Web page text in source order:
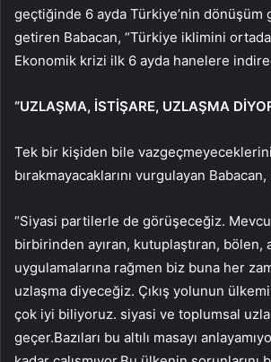
geçtiğinde 6 ayda Türkiye’nin dönüşüm
getiren Babacan, “Türkiye iklimini
Ekonomik krizi ilk 6 ayda hanelere
“UZLAŞMA, İSTİŞARE, UZLAŞMA
Tek bir kişiden bile
bırakmayacaklarını vurgulayan
“Siyasi partilerle de görüşeceğiz.
birbirinden ayıran, kutuplaştıran, bölen,
uygulamalarına rağmen biz buna her
uzlaşma diyeceğiz. Çıkış yolunun
çok iyi biliyoruz. siyasi ve toplumsal
geçer.Bazıları bu altılı masayı